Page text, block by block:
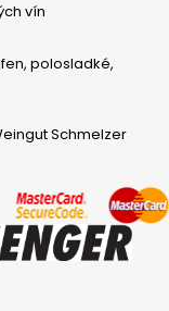
vín
polosladké,
Schmelzer